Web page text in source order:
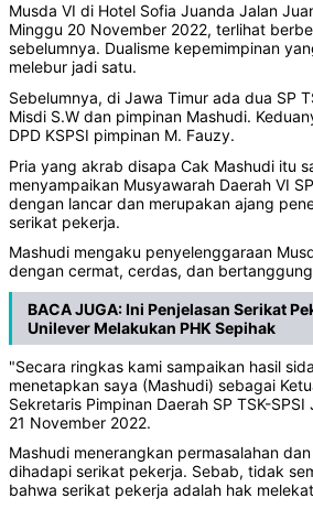
Musda VI di Hotel Sofia Juanda Jalan
Minggu 20 November 2022, terlihat
sebelumnya. Dualisme kepemimpinan
melebur jadi satu.
Sebelumnya, di Jawa Timur ada dua SP
Misdi S.W dan pimpinan Mashudi.
DPD KSPSI pimpinan M. Fauzy.
Pria yang akrab disapa Cak Mashudi itu
menyampaikan Musyawarah Daerah VI
dengan lancar dan merupakan ajang
serikat pekerja.
Mashudi mengaku penyelenggaraan
dengan cermat, cerdas, dan
BACA JUGA:Ini Penjelasan Serikat
Unilever Melakukan PHK Sepihak
"Secara ringkas kami sampaikan hasil
menetapkan saya (Mashudi) sebagai
Sekretaris Pimpinan Daerah SP TSK-
21 November 2022.
Mashudi menerangkan permasalahan
dihadapi serikat pekerja. Sebab, tidak
bahwa serikat pekerja adalah hak